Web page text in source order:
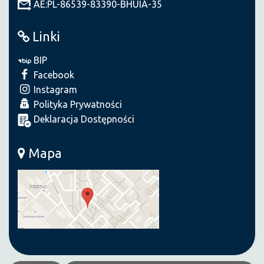
AE:PL-86539-83390-BHUIA-35
Linki
BIP
Facebook
Instagram
Polityka Prywatności
Deklaracja Dostępności
Mapa